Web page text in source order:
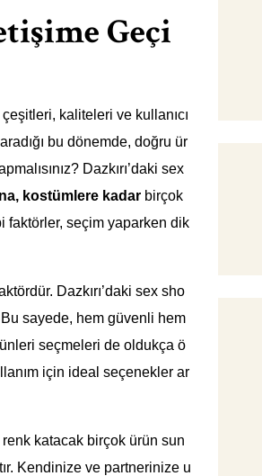
Geçi
kaliteleri ve kullanıcı
bu dönemde, doğru ür
Dazkırı’daki sex
kostümlere kadar birçok
faktörler, seçim yaparken dik
Dazkırı’daki sex sho
sayede, hem güvenli hem
seçmeleri de oldukça ö
için ideal seçenekler ar
renk katacak birçok ürün sun
Kendinize ve partnerinize u